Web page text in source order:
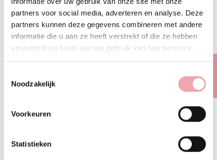
partners voor social media, adverteren en analyse. Deze
partners kunnen deze gegevens combineren met andere
informatie die u aan ze heeft verstrekt of die ze hebben
verzameld op basis van uw gebruik van hun services.
Noodzakelijk
Voorkeuren
Statistieken
Kapha 30ml
€ 35,85
WINKELWAGEN
WINKELWAGEN
€ 12,75
WINKELWAGEN
WINKELWAGEN
Niet op
LAKSHMI HOLISTIC
Orangeflower
LAKSHMI HOLISTIC
Floralwater Peppermint
FILTER